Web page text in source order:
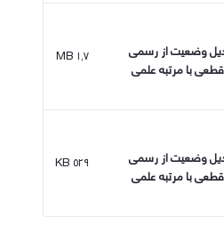
وضعیت از رسمی
با مرتبه علمی
۱٫۷ MB
وضعیت از رسمی
با مرتبه علمی
۵۲۹ KB